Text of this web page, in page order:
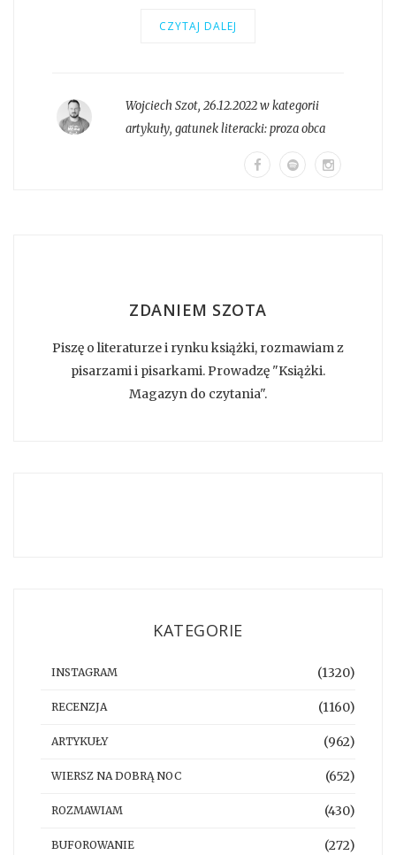
CZYTAJ DALEJ
Wojciech Szot, 26.12.2022 w kategorii
artykuły, gatunek literacki:proza obca
ZDANIEM SZOTA
Piszę o literaturze i rynku książki, rozmawiam z
pisarzami i pisarkami. Prowadzę "Książki.
Magazyn do czytania".
KATEGORIE
INSTAGRAM (1320)
RECENZJA (1160)
ARTYKUŁY (962)
WIERSZ NA DOBRĄ NOC (652)
ROZMAWIAM (430)
BUFOROWANIE (272)